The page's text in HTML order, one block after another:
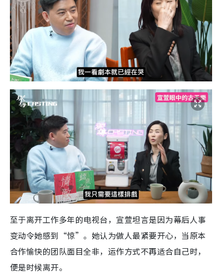
至于离开工作多年的电视台，宣萱坦言是因为幕后人事
变动令她感到“惊”。她认为做人最紧要开心，当原本
合作愉快的团队面目全非，运作方式不再适合自己时，
便是时候离开。